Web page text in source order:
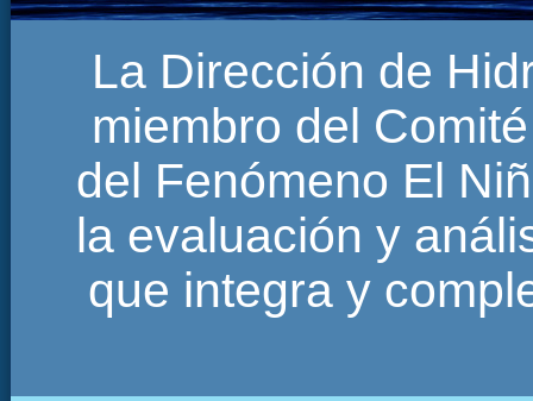
La Dirección de
miembro del
del Fenómeno El
la evaluación y
que integra y